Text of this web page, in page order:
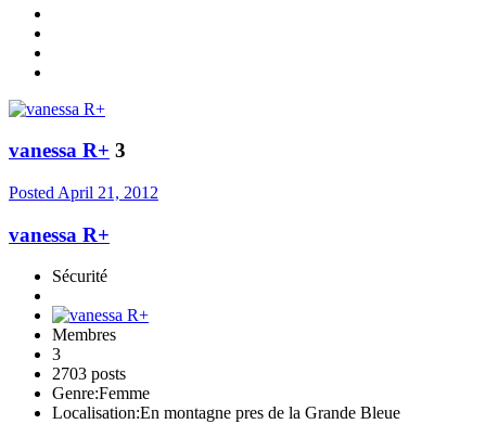
vanessa R+ 3
Posted April 21, 2012
vanessa R+
Sécurité
Membres
3
2703 posts
Genre:Femme
Localisation:En montagne pres de la Grande Bleue